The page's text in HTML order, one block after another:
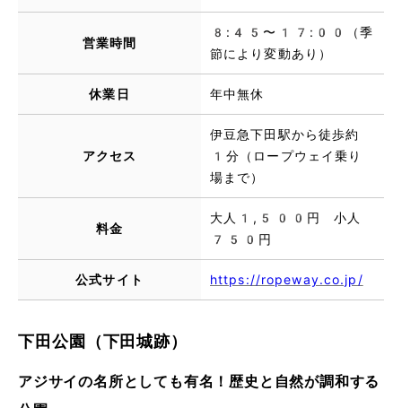
営業時間
8:45〜17:00（季
節により変動あり）
休業日 年中無休
アクセス
伊豆急下田駅から徒歩約
1分（ロープウェイ乗り
場まで）
料金
大人1,500円 小人
750円
公式サイト https://ropeway.co.jp/
下田公園（下田城跡）
アジサイの名所としても有名！歴史と自然が調和する